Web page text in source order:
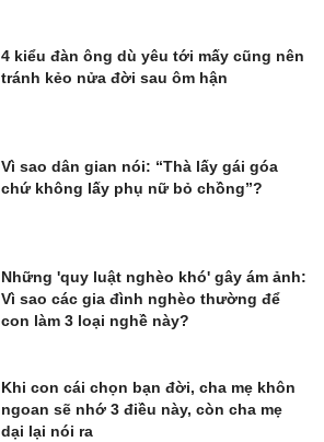
4 kiểu đàn ông dù yêu tới mấy cũng nên
tránh kẻo nửa đời sau ôm hận
Vì sao dân gian nói: “Thà lấy gái góa
chứ không lấy phụ nữ bỏ chồng”?
Những 'quy luật nghèo khó' gây ám ảnh:
Vì sao các gia đình nghèo thường để
con làm 3 loại nghề này?
Khi con cái chọn bạn đời, cha mẹ khôn
ngoan sẽ nhớ 3 điều này, còn cha mẹ
dại lại nói ra